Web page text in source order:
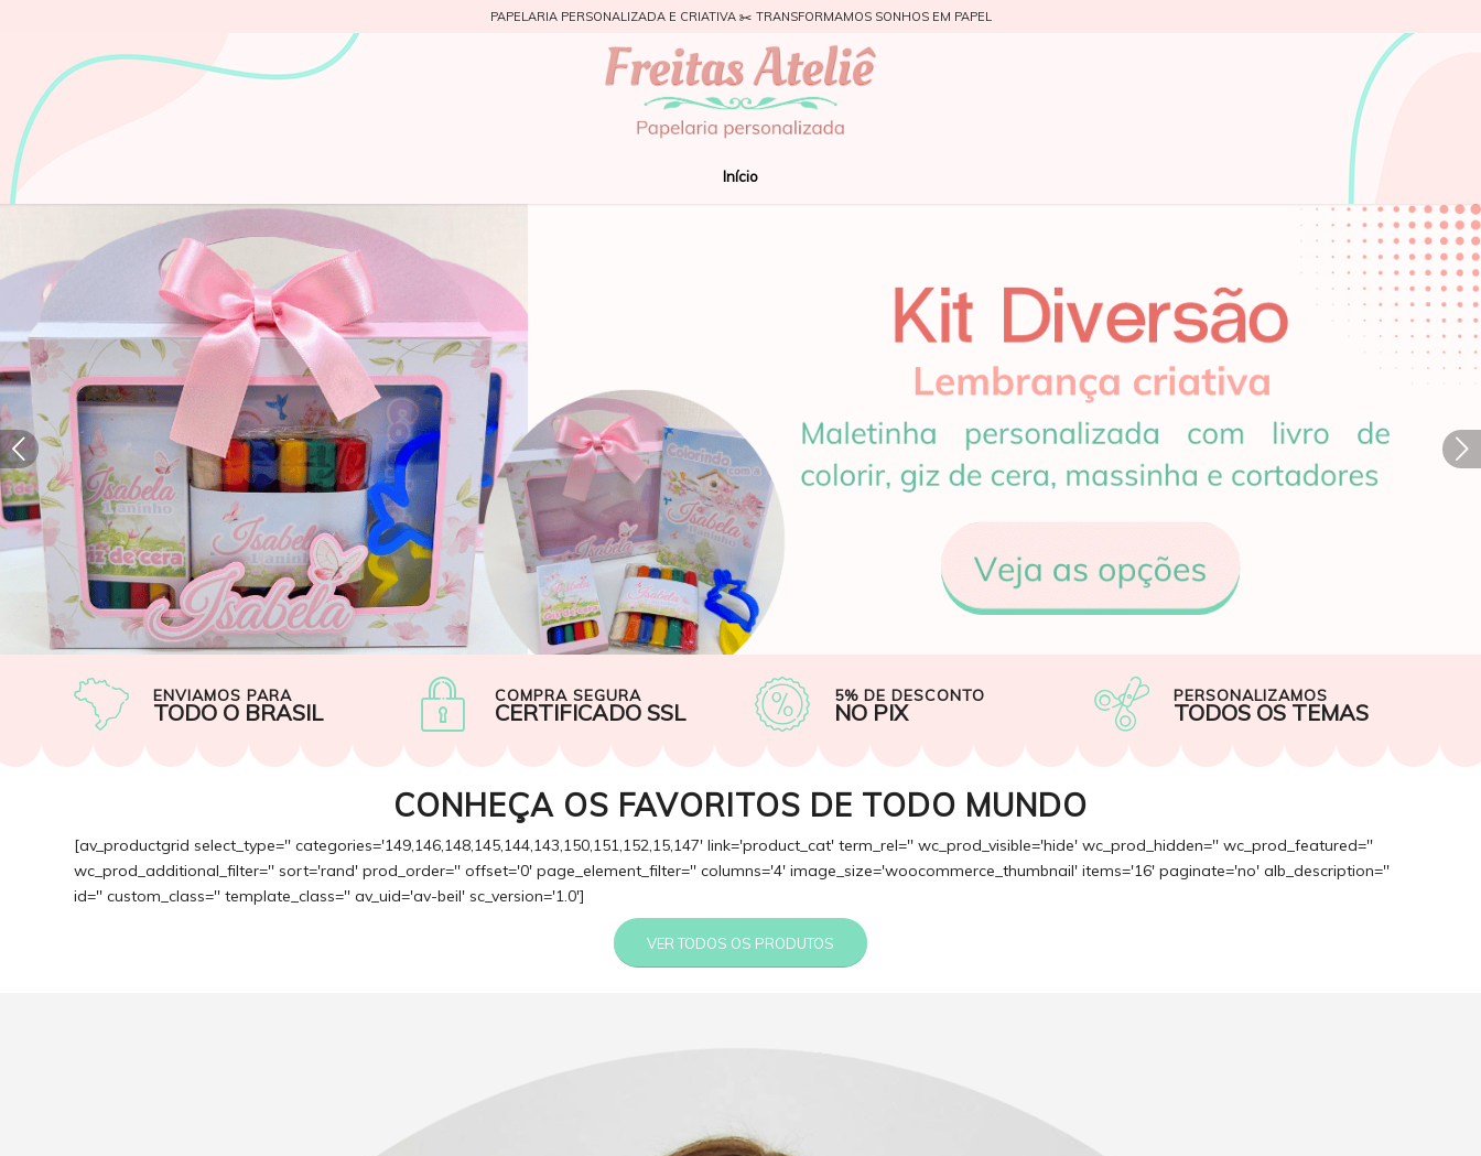
PAPELARIA PERSONALIZADA E CRIATIVA ✂️ TRANSFORMAMOS SONHOS EM PAPEL
Início
Próximo
ENVIAMOS PARA
TODO O BRASIL
COMPRA SEGURA
CERTIFICADO SSL
5% DE DESCONTO
NO PIX
PERSONALIZAMOS
TODOS OS TEMAS
CONHEÇA OS FAVORITOS DE TODO MUNDO
[av_productgrid select_type='' categories='149,146,148,145,144,143,150,151,152,15,147' link='product_cat' term_rel='' wc_prod_visible='hide' wc_prod_hidden='' wc_prod_featured=''
wc_prod_additional_filter='' sort='rand' prod_order='' offset='0' page_element_filter='' columns='4' image_size='woocommerce_thumbnail' items='16' paginate='no' alb_description=''
id='' custom_class='' template_class='' av_uid='av-beil' sc_version='1.0']
VER TODOS OS PRODUTOS